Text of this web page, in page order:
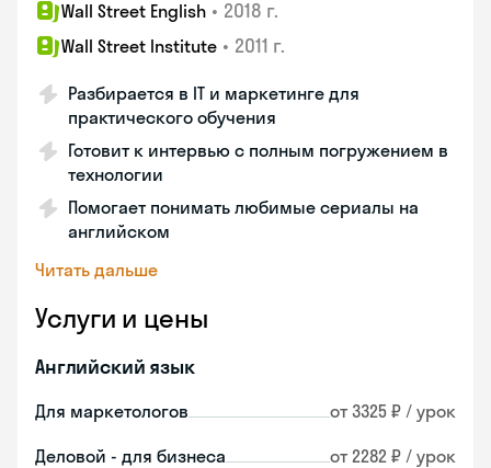
Wall Street English • 2018 г.
Wall Street Institute • 2011 г.
Разбирается в IT и маркетинге для
практического обучения
Готовит к интервью с полным погружением в
технологии
Помогает понимать любимые сериалы на
английском
Читать дальше
Услуги и цены
Английский язык
Для маркетологов от 3325 ₽ / урок
Деловой - для бизнеса от 2282 ₽ / урок